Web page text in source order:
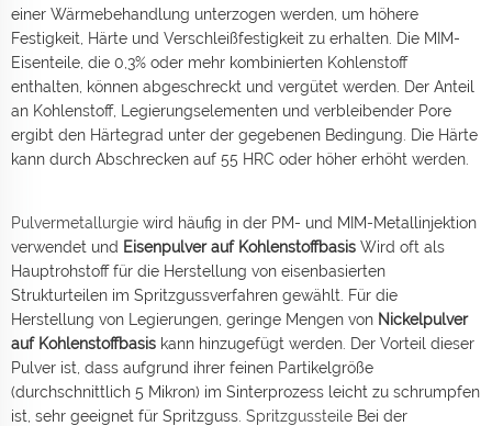
einer Wärmebehandlung unterzogen werden, um höhere
Festigkeit, Härte und Verschleißfestigkeit zu erhalten. Die MIM-
Eisenteile, die 0,3% oder mehr kombinierten Kohlenstoff
enthalten, können abgeschreckt und vergütet werden. Der Anteil
an Kohlenstoff, Legierungselementen und verbleibender Pore
ergibt den Härtegrad unter der gegebenen Bedingung. Die Härte
kann durch Abschrecken auf 55 HRC oder höher erhöht werden.
Pulvermetallurgie wird häufig in der PM- und MIM-Metallinjektion
verwendet und Eisenpulver auf Kohlenstoffbasis Wird oft als
Hauptrohstoff für die Herstellung von eisenbasierten
Strukturteilen im Spritzgussverfahren gewählt. Für die
Herstellung von Legierungen, geringe Mengen von Nickelpulver
auf Kohlenstoffbasis kann hinzugefügt werden. Der Vorteil dieser
Pulver ist, dass aufgrund ihrer feinen Partikelgröße
(durchschnittlich 5 Mikron) im Sinterprozess leicht zu schrumpfen
ist, sehr geeignet für Spritzguss. Spritzgussteile Bei der